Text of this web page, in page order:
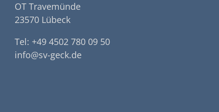
OT Travemünde
23570 Lübeck
Tel: +49 4502 780 09 50
info@sv-geck.de